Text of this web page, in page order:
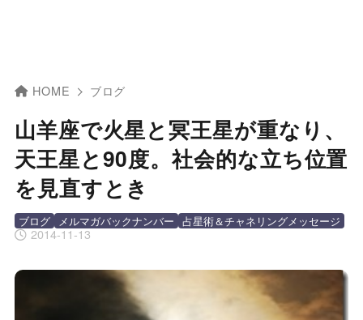
HOME ブログ
山羊座で火星と冥王星が重なり、
天王星と90度。社会的な立ち位置
を見直すとき
2014-11-13
ブログ メルマガバックナンバー 占星術＆チャネリングメッセージ